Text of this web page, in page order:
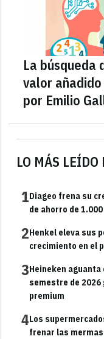
LO MÁS
1Diageo frena su
de ahorro de
2Henkel eleva sus
crecimiento en el
3Heineken
semestre de 2026
premium
4Los
frenar las
La búsqueda
valor
por Emilio